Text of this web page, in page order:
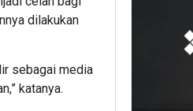
dilakukan
sebagai media
katanya.